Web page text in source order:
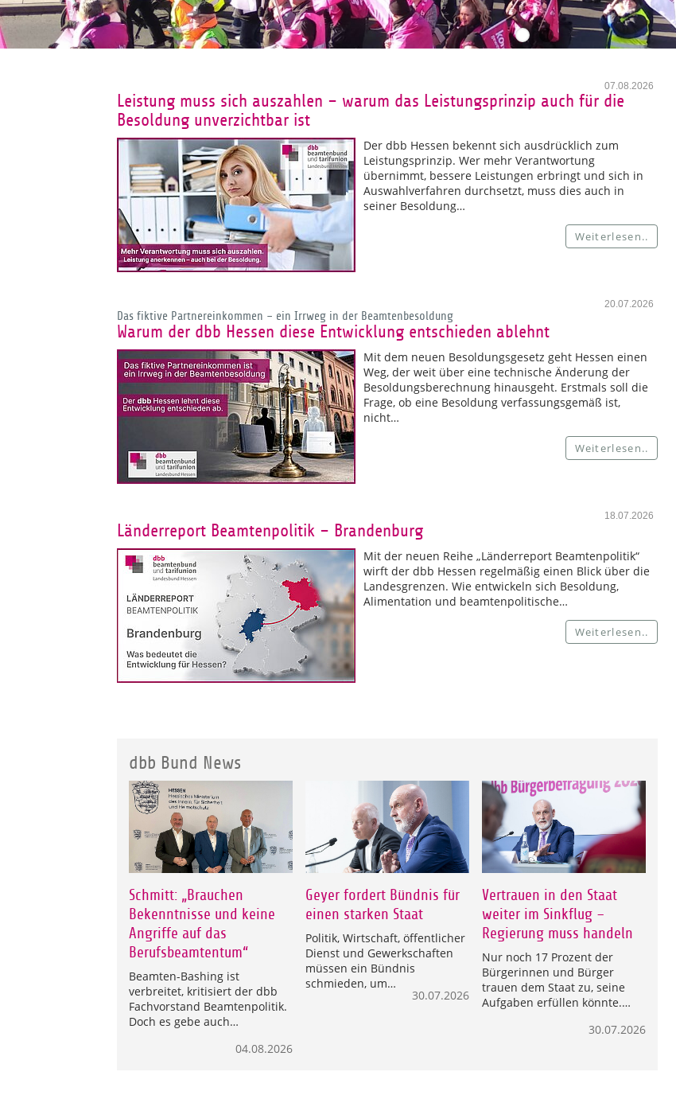
07.08.2026
Leistung muss sich auszahlen – warum das Leistungsprinzip auch für die
Besoldung unverzichtbar ist
Der dbb Hessen bekennt sich ausdrücklich zum
Leistungsprinzip. Wer mehr Verantwortung
übernimmt, bessere Leistungen erbringt und sich in
Auswahlverfahren durchsetzt, muss dies auch in
seiner Besoldung…
Weiterlesen..
20.07.2026
Das fiktive Partnereinkommen – ein Irrweg in der Beamtenbesoldung
Warum der dbb Hessen diese Entwicklung entschieden ablehnt
Mit dem neuen Besoldungsgesetz geht Hessen einen
Weg, der weit über eine technische Änderung der
Besoldungsberechnung hinausgeht. Erstmals soll die
Frage, ob eine Besoldung verfassungsgemäß ist,
nicht…
Weiterlesen..
18.07.2026
Länderreport Beamtenpolitik – Brandenburg
Mit der neuen Reihe „Länderreport Beamtenpolitik“
wirft der dbb Hessen regelmäßig einen Blick über die
Landesgrenzen. Wie entwickeln sich Besoldung,
Alimentation und beamtenpolitische…
Weiterlesen..
dbb Bund News
Schmitt: „Brauchen
Bekenntnisse und keine
Angriffe auf das
Berufsbeamtentum“
Beamten-Bashing ist
verbreitet, kritisiert der dbb
Fachvorstand Beamtenpolitik.
Doch es gebe auch…
04.08.2026
Geyer fordert Bündnis für
einen starken Staat
Politik, Wirtschaft, öffentlicher
Dienst und Gewerkschaften
müssen ein Bündnis
schmieden, um…
30.07.2026
Vertrauen in den Staat
weiter im Sinkflug –
Regierung muss handeln
Nur noch 17 Prozent der
Bürgerinnen und Bürger
trauen dem Staat zu, seine
Aufgaben erfüllen könnte.…
30.07.2026